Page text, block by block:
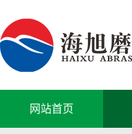
网站首页